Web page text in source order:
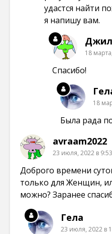
удастся найти
я напишу вам.
Джил
18
Спасибо!
18
Была рада
avraam2022
23 июля, 2022 в
Доброго времени
только для Женщин,
можно? Заранее
Гела
23 июля, 2022 в